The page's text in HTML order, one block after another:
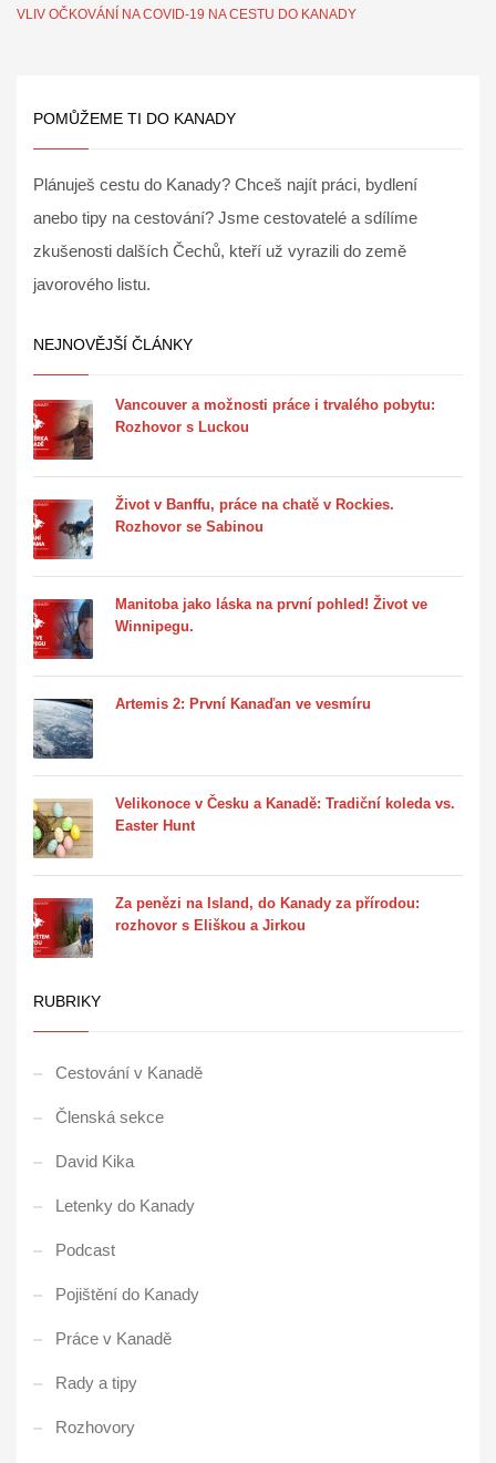
VLIV OČKOVÁNÍ NA COVID-19 NA CESTU DO KANADY
POMŮŽEME TI DO KANADY
Plánuješ cestu do Kanady? Chceš najít práci, bydlení
anebo tipy na cestování? Jsme cestovatelé a sdílíme
zkušenosti dalších Čechů, kteří už vyrazili do země
javorového listu.
NEJNOVĚJŠÍ ČLÁNKY
Vancouver a možnosti práce i trvalého pobytu:
Rozhovor s Luckou
Život v Banffu, práce na chatě v Rockies.
Rozhovor se Sabinou
Manitoba jako láska na první pohled! Život ve
Winnipegu.
Artemis 2: První Kanaďan ve vesmíru
Velikonoce v Česku a Kanadě: Tradiční koleda vs.
Easter Hunt
Za penězi na Island, do Kanady za přírodou:
rozhovor s Eliškou a Jirkou
RUBRIKY
Cestování v Kanadě
Členská sekce
David Kika
Letenky do Kanady
Podcast
Pojištění do Kanady
Práce v Kanadě
Rady a tipy
Rozhovory